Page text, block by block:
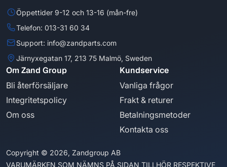
Öppettider 9-12 och 13-16 (mån-fre)
Telefon: 013-31 60 34
Support: info@zandparts.com
Järnyxegatan 17, 213 75 Malmö, Sweden
Om Zand Group
Bli återförsäljare
Integritetspolicy
Om oss
Kundservice
Vanliga frågor
Frakt & returer
Betalningsmetoder
Kontakta oss
Copyright © 2026, Zandgroup AB
VARUMÄRKEN SOM NÄMNS PÅ SIDAN TILLHÖR RESPEKTIVE